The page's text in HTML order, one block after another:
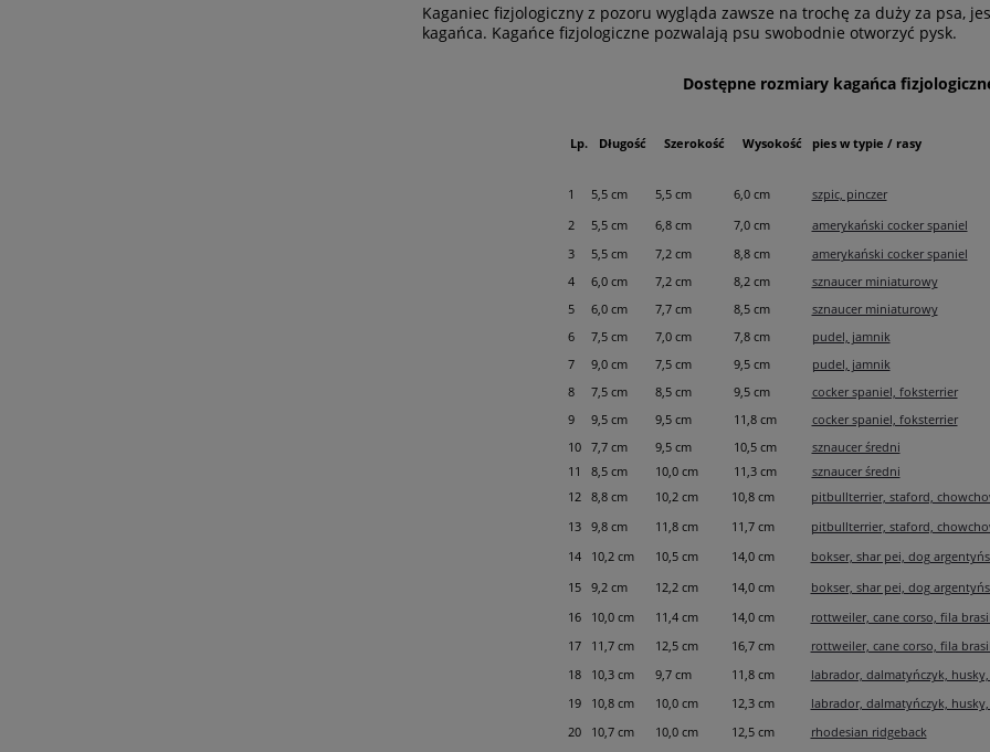
Kaganiec fizjologiczny z pozoru wygląda zawsze na trochę za duży za psa,
kagańca. Kagańce fizjologiczne pozwalają psu swobodnie otworzyć pysk.
Dostępne rozmiary kagańca
Lp. Długość Szerokość Wysokość pies w typie / rasy
1 5,5 cm 5,5 cm 6,0 cm
szpic, pinczer
2
5,5 cm 6,8 cm 7,0 cm
amerykański cocker spaniel
3
5,5 cm 7,2 cm 8,8 cm
amerykański cocker spaniel
4
6,0 cm 7,2 cm 8,2 cm
sznaucer miniaturowy
5
6,0 cm 7,7 cm 8,5 cm
sznaucer miniaturowy
6
7,5 cm 7,0 cm 7,8 cm
pudel, jamnik
7
9,0 cm 7,5 cm 9,5 cm
pudel, jamnik
8
7,5 cm 8,5 cm 9,5 cm
cocker spaniel, foksterrier
9
9,5 cm 9,5 cm 11,8 cm
cocker spaniel, foksterrier
10
7,7 cm 9,5 cm 10,5 cm
sznaucer średni
11
8,5 cm 10,0 cm 11,3 cm
sznaucer średni
12
8,8 cm 10,2 cm 10,8 cm
pitbullterrier, staford,
13
9,8 cm 11,8 cm 11,7 cm
pitbullterrier, staford,
14
10,2 cm 10,5 cm 14,0 cm
bokser, shar pei, dog
15
9,2 cm 12,2 cm 14,0 cm
bokser, shar pei, dog
16
10,0 cm 11,4 cm 14,0 cm
rottweiler, cane corso, fila
17
11,7 cm 12,5 cm 16,7 cm
rottweiler, cane corso, fila
18
10,3 cm 9,7 cm 11,8 cm
labrador, dalmatyńczyk,
19
10,8 cm 10,0 cm 12,3 cm
labrador, dalmatyńczyk,
20
10,7 cm 10,0 cm 12,5 cm rhodesian ridgeback